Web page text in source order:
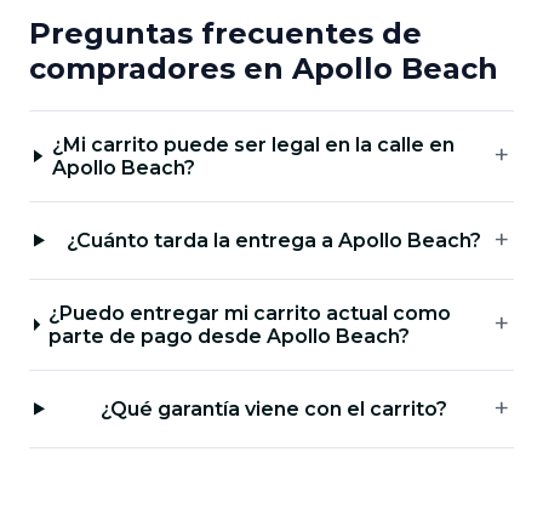
Preguntas frecuentes de
compradores en Apollo Beach
¿Mi carrito puede ser legal en la calle en
Apollo Beach?
¿Cuánto tarda la entrega a Apollo Beach?
¿Puedo entregar mi carrito actual como
parte de pago desde Apollo Beach?
¿Qué garantía viene con el carrito?